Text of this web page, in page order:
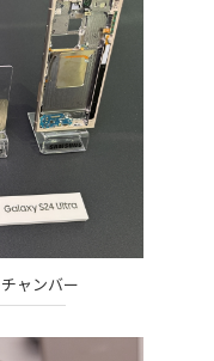
ャンバー